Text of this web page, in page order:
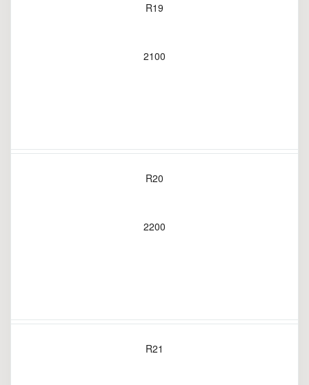
R19
2100
R20
2200
R21